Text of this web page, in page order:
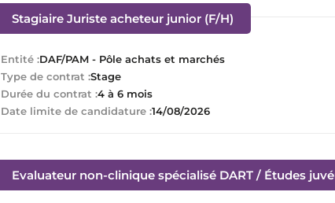
Stagiaire Juriste acheteur junior (F/H)
Entité :DAF/PAM - Pôle achats et marchés
Type de contrat :Stage
Durée du contrat :4 à 6 mois
Date limite de candidature :14/08/2026
Evaluateur non-clinique spécialisé DART / Études